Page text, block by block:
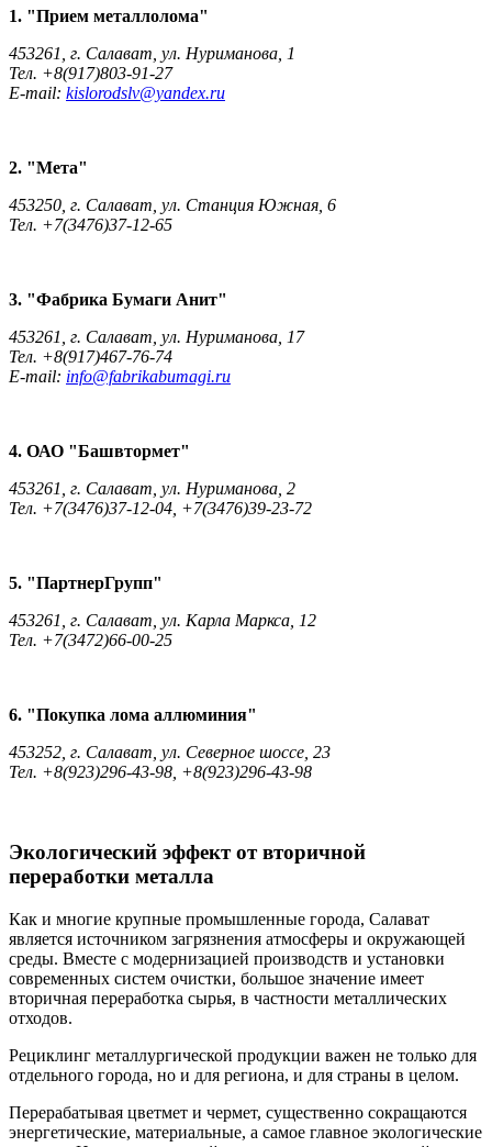
1. "Прием металлолома"
453261, г. Салават, ул. Нуриманова, 1
Тел. +8(917)803-91-27
E-mail: kislorodslv@yandex.ru
2. "Мета"
453250, г. Салават, ул. Станция Южная, 6
Тел. +7(3476)37-12-65
3. "Фабрика Бумаги Анит"
453261, г. Салават, ул. Нуриманова, 17
Тел. +8(917)467-76-74
E-mail: info@fabrikabumagi.ru
4. ОАО "Башвтормет"
453261, г. Салават, ул. Нуриманова, 2
Тел. +7(3476)37-12-04, +7(3476)39-23-72
5. "ПартнерГрупп"
453261, г. Салават, ул. Карла Маркса, 12
Тел. +7(3472)66-00-25
6. "Покупка лома аллюминия"
453252, г. Салават, ул. Северное шоссе, 23
Тел. +8(923)296-43-98, +8(923)296-43-98
Экологический эффект от вторичной
переработки металла
Как и многие крупные промышленные города, Салават
является источником загрязнения атмосферы и окружающей
среды. Вместе с модернизацией производств и установки
современных систем очистки, большое значение имеет
вторичная переработка сырья, в частности металлических
отходов.
Рециклинг металлургической продукции важен не только для
отдельного города, но и для региона, и для страны в целом.
Перерабатывая цветмет и чермет, существенно сокращаются
энергетические, материальные, а самое главное экологические